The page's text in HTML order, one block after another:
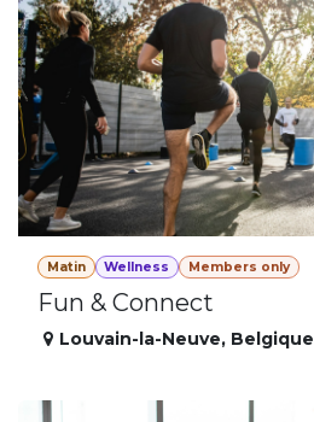
Matin Wellness Members only
Fun & Connect
Louvain-la-Neuve, Belgique